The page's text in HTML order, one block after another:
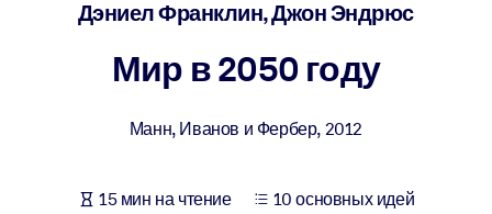
ПО СИСТЕМАМ
Интегрируйте краткие проверенные знания в вашу LMS/LXP для
Для корпоративных библиотек
Дэниел Франклин, Джон Эндрюс
Мир в 2050 году
Манн, Иванов и Фербер, 2012
15 мин на чтение
10 основных идей